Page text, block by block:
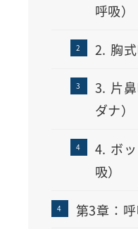
呼吸）
2. 胸
3. 片
ダナ）
4. ボ
吸）
第3章：